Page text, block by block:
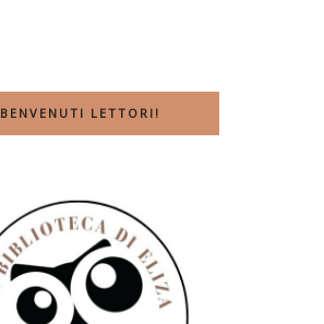
BENVENUTI LETTORI!